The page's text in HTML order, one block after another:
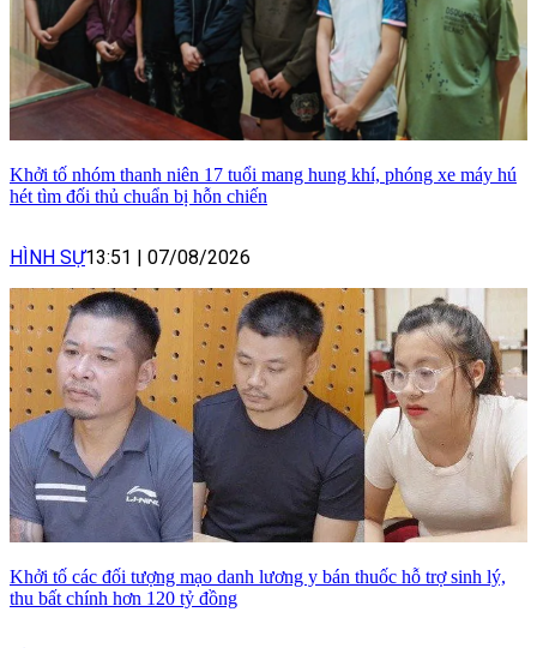
Khởi tố nhóm thanh niên 17 tuổi mang hung khí, phóng xe máy hú
hét tìm đối thủ chuẩn bị hỗn chiến
HÌNH SỰ13:51 | 07/08/2026
Khởi tố các đối tượng mạo danh lương y bán thuốc hỗ trợ sinh lý,
thu bất chính hơn 120 tỷ đồng